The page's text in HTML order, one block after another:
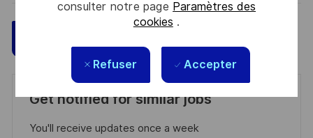
consulter notre page Paramètres des
cookies .
Refuser Accepter
Get notified for similar jobs
You'll receive updates once a week